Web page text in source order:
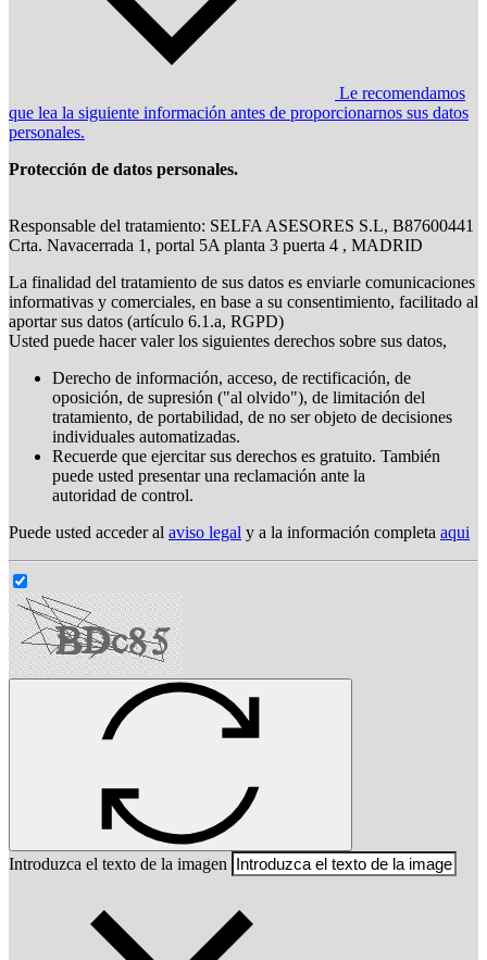
Le recomendamos
que lea la siguiente información antes de proporcionarnos sus datos
personales.
Protección de datos personales.
Responsable del tratamiento: SELFA ASESORES S.L, B87600441
Crta. Navacerrada 1, portal 5A planta 3 puerta 4 , MADRID
La finalidad del tratamiento de sus datos es enviarle comunicaciones
informativas y comerciales, en base a su consentimiento, facilitado al
aportar sus datos (artículo 6.1.a, RGPD)
Usted puede hacer valer los siguientes derechos sobre sus datos,
Derecho de información, acceso, de rectificación, de
oposición, de supresión ("al olvido"), de limitación del
tratamiento, de portabilidad, de no ser objeto de decisiones
individuales automatizadas.
Recuerde que ejercitar sus derechos es gratuito. También
puede usted presentar una reclamación ante la
autoridad de control.
Puede usted acceder al aviso legal y a la información completa aqui
Introduzca el texto de la imagen